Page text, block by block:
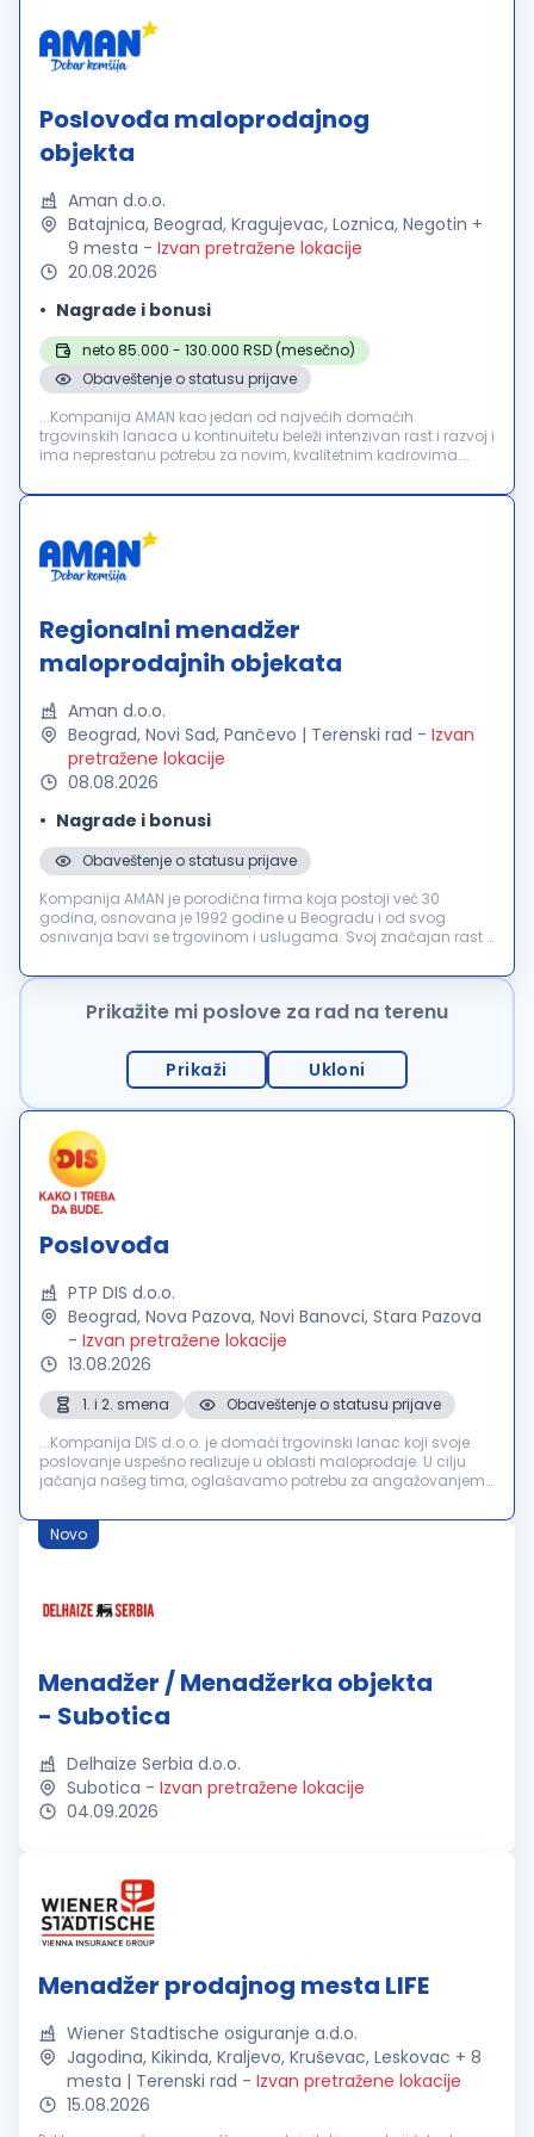
Poslovođa maloprodajnog
objekta
Aman d.o.o.
Batajnica, Beograd, Kragujevac, Loznica, Negotin +
9 mesta - Izvan pretražene lokacije
20.08.2026
Nagrade i bonusi
neto 85.000 - 130.000 RSD (mesečno)
Obaveštenje o statusu prijave
...Kompanija AMAN kao jedan od najvećih domaćih
trgovinskih lanaca u kontinuitetu beleži intenzivan rast i razvoj i
ima neprestanu potrebu za novim, kvalitetnim kadrovima.
"POSLOVOĐAMALOPRODAJNOG...
Regionalni menadžer
maloprodajnih objekata
Aman d.o.o.
Beograd, Novi Sad, Pančevo | Terenski rad - Izvan
pretražene lokacije
08.08.2026
Nagrade i bonusi
Obaveštenje o statusu prijave
Kompanija AMAN je porodična firma koja postoji već 30
godina, osnovana je 1992 godine u Beogradu i od svog
osnivanja bavi se trgovinom i uslugama. Svoj značajan rast i
otvaranjem i povećanjem broj...
Prikažite mi poslove za rad na terenu
Prikaži Ukloni
Poslovođa
PTP DIS d.o.o.
Beograd, Nova Pazova, Novi Banovci, Stara Pazova
- Izvan pretražene lokacije
13.08.2026
1. i 2. smena
Obaveštenje o statusu prijave
...Kompanija DIS d.o.o. je domaći trgovinski lanac koji svoje
poslovanje uspešno realizuje u oblasti maloprodaje. U cilju
jačanja našeg tima, oglašavamo potrebu za angažovanjem
Organizacija...
Novo
Menadžer / Menadžerka objekta
- Subotica
Delhaize Serbia d.o.o.
Subotica - Izvan pretražene lokacije
04.09.2026
Menadžer prodajnog mesta LIFE
Wiener Stadtische osiguranje a.d.o.
Jagodina, Kikinda, Kraljevo, Kruševac, Leskovac + 8
mesta | Terenski rad - Izvan pretražene lokacije
15.08.2026